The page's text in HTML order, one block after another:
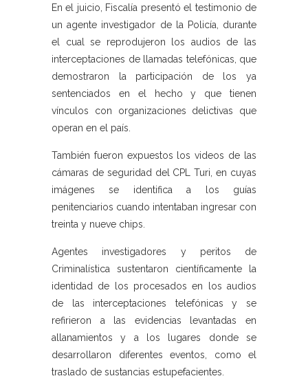
En el juicio, Fiscalía presentó el testimonio de
un agente investigador de la Policía, durante
el cual se reprodujeron los audios de las
interceptaciones de llamadas telefónicas, que
demostraron la participación de los ya
sentenciados en el hecho y que tienen
vínculos con organizaciones delictivas que
operan en el país.
También fueron expuestos los videos de las
cámaras de seguridad del CPL Turi, en cuyas
imágenes se identifica a los guías
penitenciarios cuando intentaban ingresar con
treinta y nueve chips.
Agentes investigadores y peritos de
Criminalística sustentaron científicamente la
identidad de los procesados en los audios
de las interceptaciones telefónicas y se
refirieron a las evidencias levantadas en
allanamientos y a los lugares donde se
desarrollaron diferentes eventos, como el
traslado de sustancias estupefacientes.